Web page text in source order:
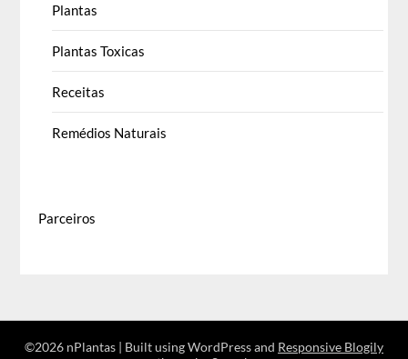
Plantas
Plantas Toxicas
Receitas
Remédios Naturais
Parceiros
©2026 nPlantas | Built using WordPress and Responsive Blogily